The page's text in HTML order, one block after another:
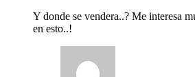
Y donde se vendera..? Me interesa
en esto..!